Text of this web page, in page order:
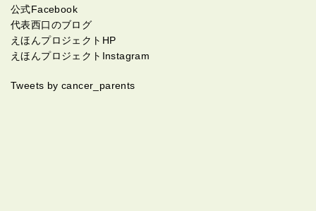
公式Facebook
代表西口のブログ
えほんプロジェクトHP
えほんプロジェクトInstagram
Tweets by cancer_parents